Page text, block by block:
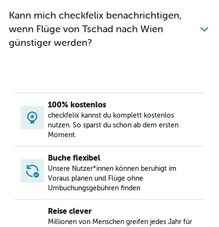
Flüge von Hurghada nach Graz
Flüge von Daressalam nach Wien
Flüge von Lomé nach Wien
Flüge von Casablanca nach Graz
Flüge von Ouagadougou nach Wien
Flüge von Kapstadt nach Innsbruck
Flüge von Kapstadt nach Graz
Flüge von Casablanca nach Klagenfurt
Flüge von Marrakesch nach Klagenfurt
Flüge von Dakar nach Graz
Kann mich checkfelix benachrichtigen,
wenn Flüge von Tschad nach Wien
günstiger werden?
100% kostenlos
checkfelix kannst du komplett kostenlos
nutzen. So sparst du schon ab dem ersten
Moment.
Buche flexibel
Unsere Nutzer*innen können beruhigt im
Voraus planen und Flüge ohne
Umbuchungsgebühren finden
Reise clever
Millionen von Menschen greifen jedes Jahr für